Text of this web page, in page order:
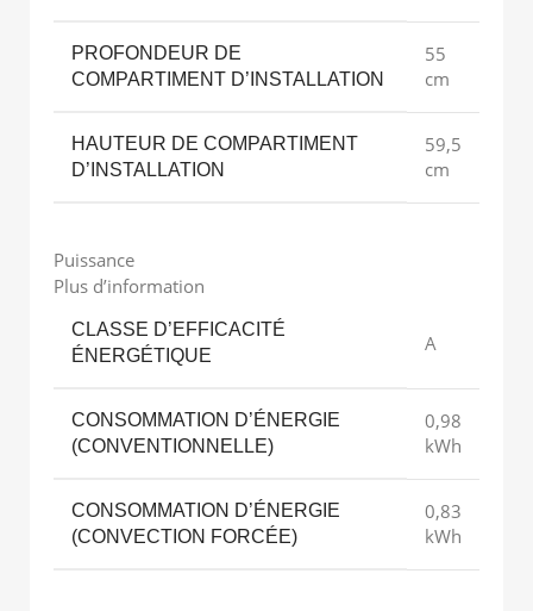
PROFONDEUR DE
COMPARTIMENT D’INSTALLATION
55
cm
HAUTEUR DE COMPARTIMENT
D’INSTALLATION
59,5
cm
Puissance
Plus d’information
CLASSE D’EFFICACITÉ
ÉNERGÉTIQUE
A
CONSOMMATION D’ÉNERGIE
(CONVENTIONNELLE)
0,98
kWh
CONSOMMATION D’ÉNERGIE
(CONVECTION FORCÉE)
0,83
kWh